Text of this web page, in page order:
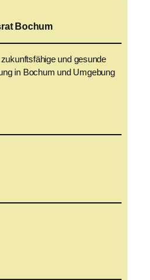
Bochum
und gesunde
in Bochum und Umgebung